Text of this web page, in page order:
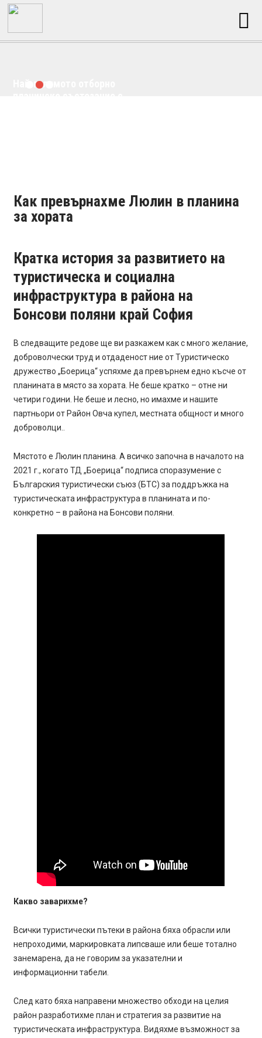
Най-голямото отборно
Как превърнахме Люлин в планина
за хората
Кратка история за развитието на
туристическа и социална
инфраструктура в района на
Бонсови поляни край София
В следващите редове ще ви разкажем как с много желание,
доброволчески труд и отдаденост ние от Туристическо
дружество „Боерица“ успяхме да превърнем едно късче от
планината в място за хората. Не беше кратко – отне ни
четири години. Не беше и лесно, но имахме и нашите
партньори от Район Овча купел, местната общност и много
доброволци..
Мястото е Люлин планина. А всичко започна в началото на
2021 г., когато ТД „Боерица“ подписа споразумение с
Българския туристически съюз (БТС) за поддръжка на
туристическата инфраструктура в планината и по-
конкретно – в района на Бонсови поляни.
Какво заварихме?
Всички туристически пътеки в района бяха обрасли или
непроходими, маркировката липсваше или беше тотално
занемарена, да не говорим за указателни и
информационни табели.
След като бяха направени множество обходи на целия
район разработихме план и стратегия за развитие на
туристическата инфраструктура. Видяхме възможност за